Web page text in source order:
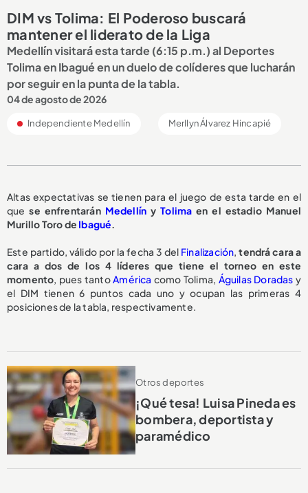
DIM vs Tolima: El Poderoso buscará
mantener el liderato de la Liga
Medellín visitará esta tarde (6:15 p.m.) al Deportes
Tolima en Ibagué en un duelo de colíderes que lucharán
por seguir en la punta de la tabla.
04 de agosto de 2026
Independiente Medellín Merllyn Álvarez Hincapié
Altas expectativas se tienen para el juego de esta tarde en el
quese enfrentarán MedellínyTolimaen el estadio Manuel
Murillo Toro de Ibagué.
Este partido, válido por la fecha 3 del Finalización,tendrá cara a
cara a dos de los 4 líderes que tiene el torneo en este
momento, pues tantoAmérica como Tolima, Águilas Doradas y
el DIM tienen 6 puntos cada uno y ocupan las primeras 4
posiciones de la tabla, respectivamente.
Otros deportes
¡Qué tesa! Luisa Pineda es
bombera, deportista y
paramédico